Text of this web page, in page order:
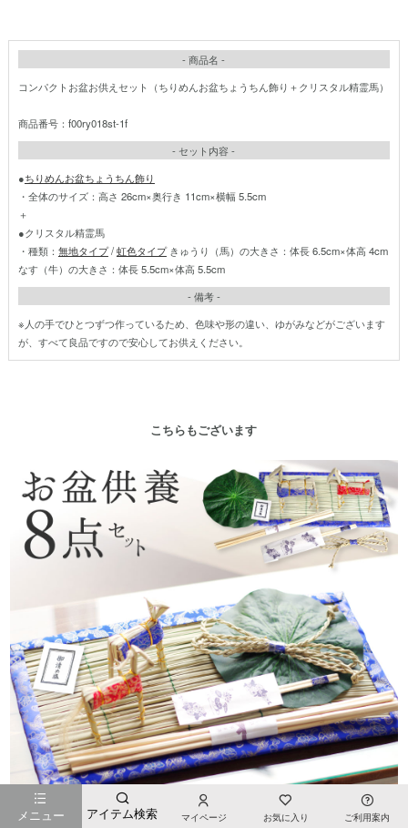
メニュー アイテム検索 マイページ お気に入り ご利用案内
- 商品名 -
コンパクトお盆お供えセット（ちりめんお盆ちょうちん飾り＋クリスタル精霊馬）
商品番号：f00ry018st-1f
- セット内容 -
●ちりめんお盆ちょうちん飾り
・全体のサイズ：高さ 26cm×奥行き 11cm×横幅 5.5cm
＋
●クリスタル精霊馬
・種類： 無地タイプ/虹色タイプきゅうり（馬）の大きさ：体長 6.5cm×体高 4cm
なす（牛）の大きさ：体長 5.5cm×体高 5.5cm
- 備考 -
※人の手でひとつずつ作っているため、色味や形の違い、ゆがみなどがございます
が、すべて良品ですので安心してお供えください。
こちらもございます